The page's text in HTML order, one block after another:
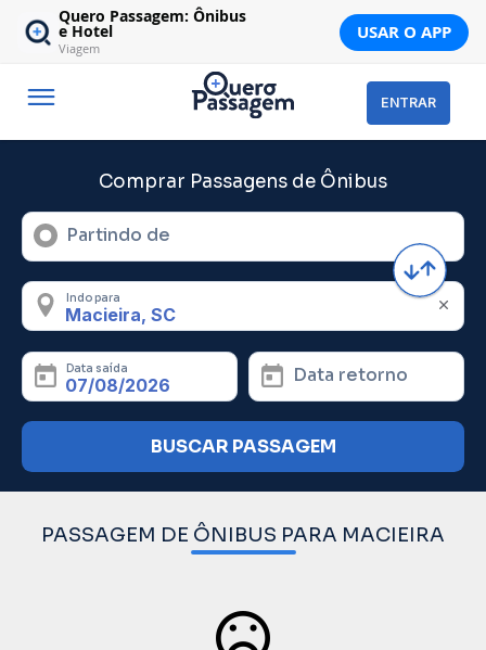
Quero Passagem: Ônibus
e Hotel
Viagem
USAR O APP
ENTRAR
Comprar Passagens de Ônibus
Partindo de
Indo para
Data saída Data retorno
BUSCAR PASSAGEM
PASSAGEM DE ÔNIBUS PARA MACIEIRA